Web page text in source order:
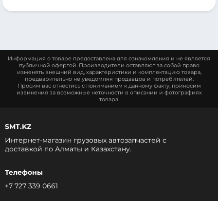
Информация о товаре предоставлена для ознакомления и не является
публичной офертой. Производители оставляют за собой право
изменять внешний вид, характеристики и комплектацию товара,
предварительно не уведомляя продавцов и потребителей.
Просим вас отнестись с пониманием к данному факту, приносим
извинения за возможные неточности в описании и фотографиях
товара.
SMT.KZ
Интернет-магазин грузовых автозапчастей c
доставкой по Алматы и Казахстану.
Телефоны
+7 727 339 0661